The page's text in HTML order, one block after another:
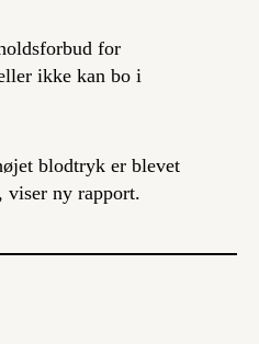
for
ikke kan bo i
blodtryk er blevet
viser ny rapport.